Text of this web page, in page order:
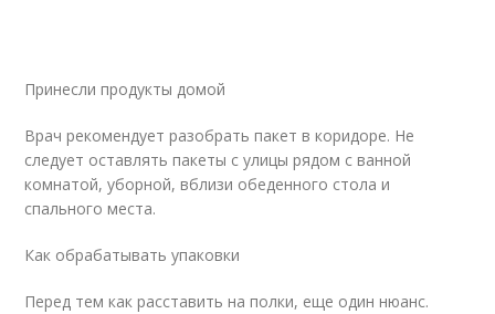
Принесли продукты домой
Врач рекомендует разобрать пакет в коридоре. Не
следует оставлять пакеты с улицы рядом с ванной
комнатой, уборной, вблизи обеденного стола и
спального места.
Как обрабатывать упаковки
Перед тем как расставить на полки, еще один нюанс.